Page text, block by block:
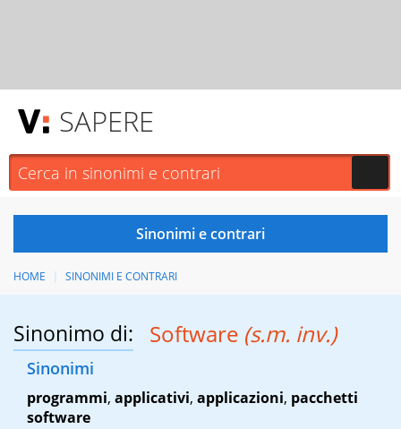
SAPERE
HOME SINONIMI E CONTRARI
Sinonimo di: Software (s.m. inv.)
Sinonimi
programmi, applicativi, applicazioni, pacchetti
software